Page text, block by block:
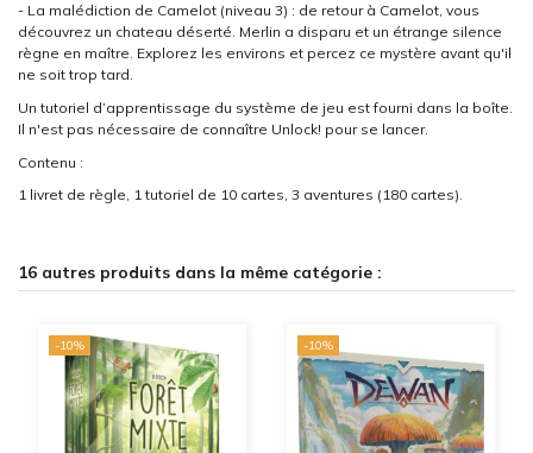
- La malédiction de Camelot (niveau 3) : de retour à Camelot, vous
découvrez un chateau déserté. Merlin a disparu et un étrange silence
règne en maître. Explorez les environs et percez ce mystère avant qu'il
ne soit trop tard.
Un tutoriel d’apprentissage du système de jeu est fourni dans la boîte.
Il n'est pas nécessaire de connaître Unlock! pour se lancer.
Contenu :
1 livret de règle, 1 tutoriel de 10 cartes, 3 aventures (180 cartes).
16 autres produits dans la même catégorie :
-10% -10%